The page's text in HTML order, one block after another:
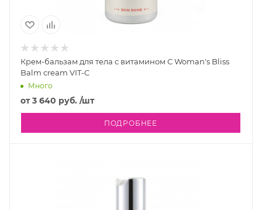
Крем-бальзам для тела с витамином С Woman's Bliss
Balm cream VIT-C
Много
от3 640 руб. /шт
ПОДРОБНЕЕ